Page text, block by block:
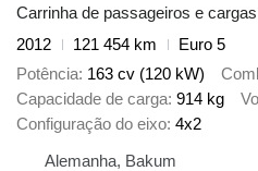
Carrinha de passageiros e cargas
2012
121 454 km
Euro 5
Potência 163 cv (120 kW)
Capacidade de carga 914 kg
Configuração do eixo 4x2
Alemanha, Bakum